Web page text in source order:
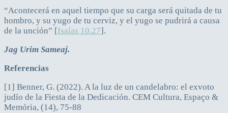
“Acontecerá en aquel tiempo que su carga será quitada de tu
hombro, y su yugo de tu cerviz, y el yugo se pudrirá a causa
de la unción” [Isaías 10.27].
Jag Urim Sameaj.
Referencias
[1] Benner, G. (2022). A la luz de un candelabro: el exvoto
judío de la Fiesta de la Dedicación. CEM Cultura, Espaço &
Memória, (14), 75-88